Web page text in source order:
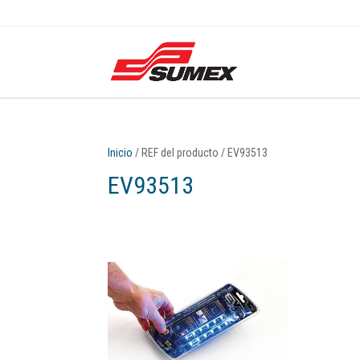
Inicio / REF del producto / EV93513
EV93513